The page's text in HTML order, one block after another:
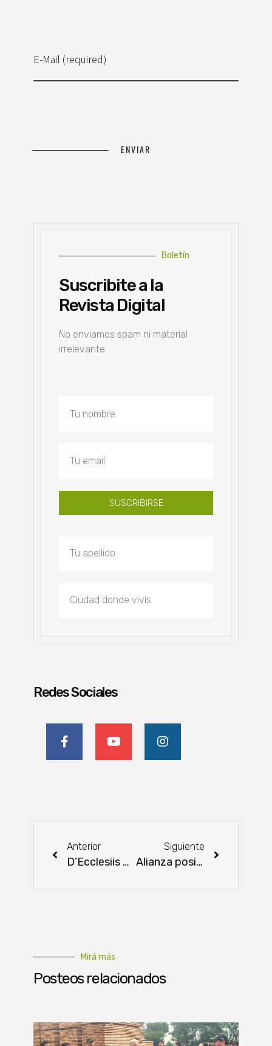
E-Mail (required)
Boletín
Suscribite a la
Revista Digital
No enviamos spam ni material
irrelevante.
SUSCRIBIRSE
Redes Sociales
Anterior
D’Ecclesiis moviliza a sus operadores políticos para medir fuerzas con Giménez
Siguiente
Alianza posicionará a Paraguay como plataforma de producción sostenible
Mirá más
Posteos relacionados